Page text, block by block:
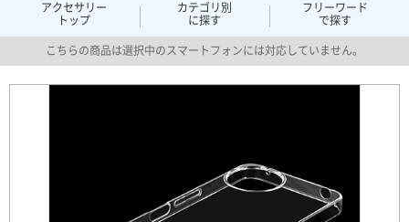
アクセサリー
トップ
カテゴリ別
に探す
フリーワード
で探す
こちらの商品は選択中のスマートフォンには対応していません。